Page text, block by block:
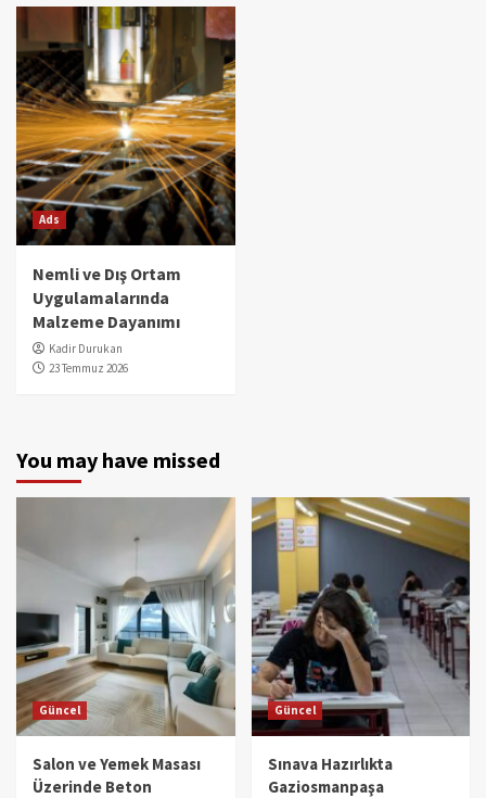
Ads
Nemli ve Dış Ortam
Uygulamalarında
Malzeme Dayanımı
Kadir Durukan
23 Temmuz 2026
You may have missed
Güncel
Salon ve Yemek Masası
Üzerinde Beton
Güncel
Sınava Hazırlıkta
Gaziosmanpaşa